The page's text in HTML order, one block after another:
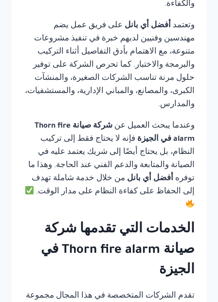
والكفاءة.
وتعتمد أفضل أي بانل على فريق عمل يضم
مهندسين وفنيين لديهم خبرة في تنفيذ مشروعات
متنوعة، مع الاهتمام بأدق التفاصيل أثناء التركيب
والبرمجة والاختبار. كما تحرص الشركة على توفير
حلول مرنة تناسب الشركات الصغيرة، والمنشآت
الكبرى، والمصانع، والمباني الإدارية، والمستشفيات،
والمدارس.
وعندما يبحث العميل عن
شركة صيانة Thorn fire
alarm في الجيزة
فإنه لا يحتاج فقط إلى تركيب
النظام، بل يحتاج أيضًا إلى شريك يعتمد عليه في
الصيانة والمتابعة والدعم الفني عند الحاجة. وهذا ما
توفره أفضل أي بانل من خلال خدمة شاملة تهدف
إلى الحفاظ على كفاءة النظام على مدار الوقت.
الخدمات التي تقدمها شركة
صيانة Thorn fire alarm في
الجيزة
تقدم الشركات المتخصصة في هذا المجال مجموعة